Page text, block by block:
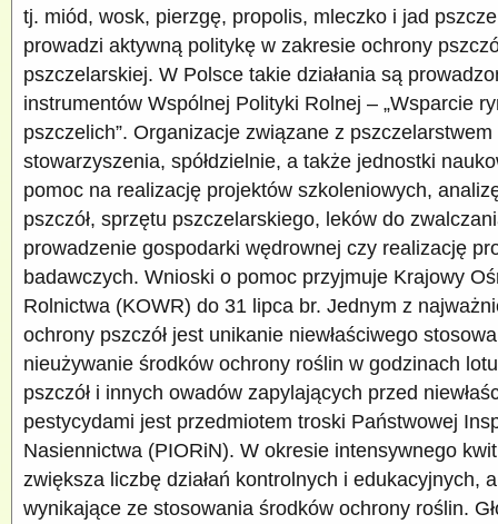
tj. miód, wosk, pierzgę, propolis, mleczko i jad
prowadzi aktywną politykę w zakresie ochrony
pszczelarskiej. W Polsce takie działania są
instrumentów Wspólnej Polityki Rolnej – „Wsparcie
pszczelich”. Organizacje związane z
stowarzyszenia, spółdzielnie, a także jednostki
pomoc na realizację projektów szkoleniowych,
pszczół, sprzętu pszczelarskiego, leków do
prowadzenie gospodarki wędrownej czy realizację
badawczych. Wnioski o pomoc przyjmuje Krajowy
Rolnictwa (KOWR) do 31 lipca br. Jednym z
ochrony pszczół jest unikanie niewłaściwego
nieużywanie środków ochrony roślin w godzinach
pszczół i innych owadów zapylających przed
pestycydami jest przedmiotem troski Państwowej
Nasiennictwa (PIORiN). W okresie intensywnego
zwiększa liczbę działań kontrolnych i edukacyjnych,
wynikające ze stosowania środków ochrony roślin.